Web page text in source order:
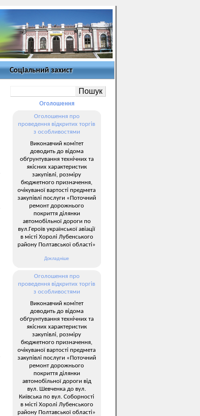
Соціальний захист
Оголошення
Оголошення про
проведення відкритих торгів
з особливостями
Виконавчий комітет
доводить до відома
обґрунтування технічних та
якісних характеристик
закупівлі, розміру
бюджетного призначення,
очікуваної вартості предмета
закупівлі послуги «Поточний
ремонт дорожнього
покриття ділянки
автомобільної дороги по
вул.Героїв української авіації
в місті Хоролі Лубенського
району Полтавської області»
Докладніше
Оголошення про
проведення відкритих торгів
з особливостями
Виконавчий комітет
доводить до відома
обґрунтування технічних та
якісних характеристик
закупівлі, розміру
бюджетного призначення,
очікуваної вартості предмета
закупівлі послуги «Поточний
ремонт дорожнього
покриття ділянки
автомобільної дороги від
вул. Шевченка до вул.
Київська по вул. Соборності
в місті Хоролі Лубенського
району Полтавської області»